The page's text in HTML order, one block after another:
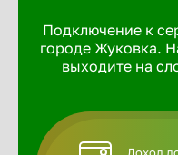
Подключение к
городе Жуковка.
выходите на